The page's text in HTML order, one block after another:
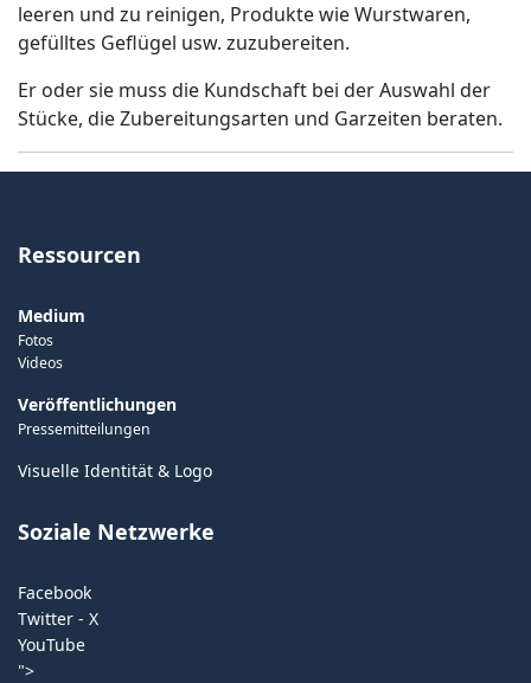
leeren und zu reinigen, Produkte wie Wurstwaren,
gefülltes Geflügel usw. zuzubereiten.
Er oder sie muss die Kundschaft bei der Auswahl der
Stücke, die Zubereitungsarten und Garzeiten beraten.
Ressourcen
Medium
Fotos
Videos
Veröffentlichungen
Pressemitteilungen
Visuelle Identität & Logo
Soziale Netzwerke
Facebook
Twitter - X
YouTube
">